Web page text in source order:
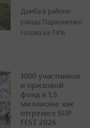
Дамба в районе
улицы Пархоменко
готова на 74%
1000 участников
и призовой
фонд в 1,5
миллиона: как
отгремел SUP
FEST 2026